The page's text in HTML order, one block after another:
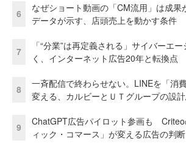
6
なぜショート動画の「CM流用」は成果
データが示す、店頭売上を動かす条件
7
「“分業”は再定義される」サイバーエ
く、インターネット広告20年と転換点
8
一斉配信で終わらせない。LINEを「消
変える、カルビーとＵＴグループの設
9
ChatGPT広告パイロット参画も Criteo
ィック・コマース」が変える広告の判断